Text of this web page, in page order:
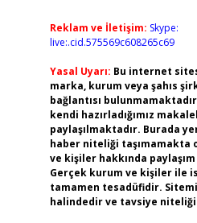
Reklam ve İletişim: Skype:
live:.cid.575569c608265c69
Yasal Uyarı: Bu internet
marka, kurum veya şahıs
bağlantısı
kendi hazırladığımız
paylaşılmaktadır. Burada
haber niteliği taşımamakta
ve kişiler hakkında
Gerçek kurum ve kişiler ile
tamamen tesadüfidir.
halindedir ve tavsiye niteliği